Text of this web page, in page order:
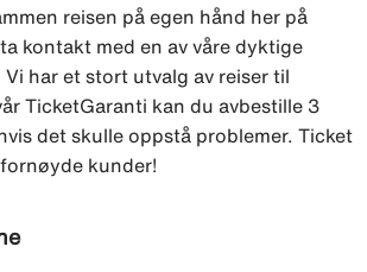
reisen på egen hånd her på
kontakt med en av våre dyktige
Vi har et stort utvalg av reiser til
TicketGaranti kan du avbestille 3
det skulle oppstå problemer. Ticket
kunder!